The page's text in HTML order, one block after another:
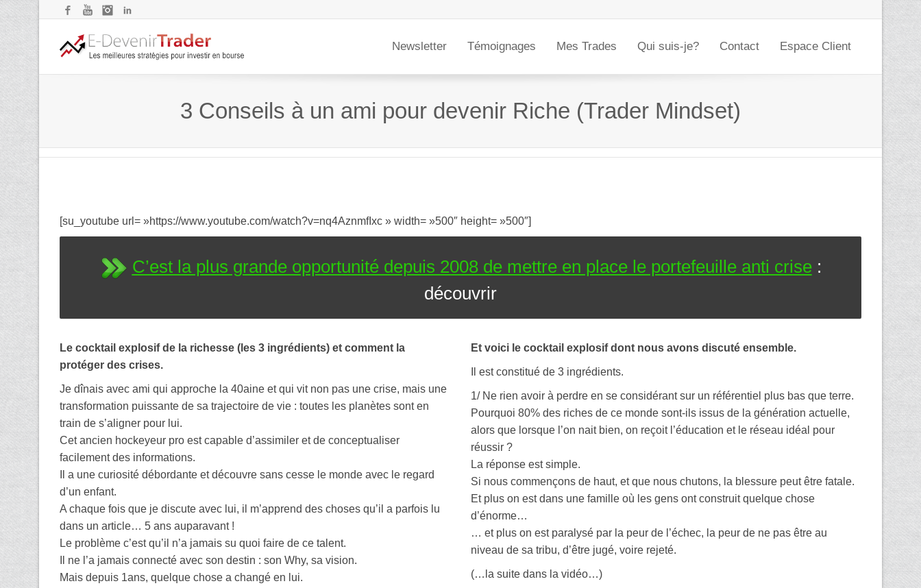
FacebookYouTubeInstagram
Newsletter Témoignages Mes Trades Qui suis-je? Contact Espace Client
3 Conseils à un ami pour devenir Riche (Trader Mindset)
[su_youtube url= »https://www.youtube.com/watch?v=nq4AznmfIxc » width= »500″ height= »500″]
C’est la plus grande opportunité depuis 2008 de mettre en place le portefeuille anti crise:
découvrir
Le cocktail explosif de la richesse (les 3 ingrédients) et comment la
protéger des crises.
Je dînais avec ami qui approche la 40aine et qui vit non pas une crise, mais une
transformation puissante de sa trajectoire de vie : toutes les planètes sont en
train de s’aligner pour lui.
Cet ancien hockeyeur pro est capable d’assimiler et de conceptualiser
facilement des informations.
Il a une curiosité débordante et découvre sans cesse le monde avec le regard
d’un enfant.
A chaque fois que je discute avec lui, il m’apprend des choses qu’il a parfois lu
dans un article… 5 ans auparavant !
Le problème c’est qu’il n’a jamais su quoi faire de ce talent.
Il ne l’a jamais connecté avec son destin : son Why, sa vision.
Mais depuis 1ans, quelque chose a changé en lui.
Et voici le cocktail explosif dont nous avons discuté ensemble.
Il est constitué de 3 ingrédients.
1/ Ne rien avoir à perdre en se considérant sur un référentiel plus bas que terre.
Pourquoi 80% des riches de ce monde sont-ils issus de la génération actuelle,
alors que lorsque l’on nait bien, on reçoit l’éducation et le réseau idéal pour
réussir ?
La réponse est simple.
Si nous commençons de haut, et que nous chutons, la blessure peut être fatale.
Et plus on est dans une famille où les gens ont construit quelque chose
d’énorme…
… et plus on est paralysé par la peur de l’échec, la peur de ne pas être au
niveau de sa tribu, d’être jugé, voire rejeté.
(…la suite dans la vidéo…)